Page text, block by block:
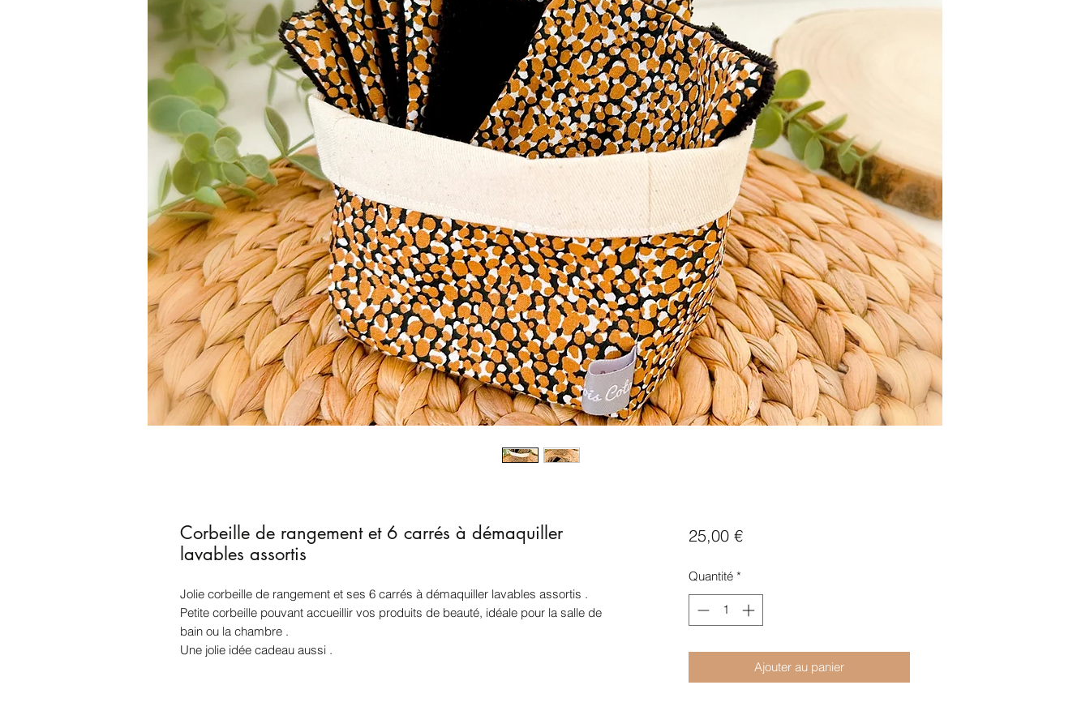
Corbeille de rangement et 6 carrés à démaquiller
lavables assortis
Jolie corbeille de rangement et ses 6 carrés à démaquiller lavables assortis .
Petite corbeille pouvant accueillir vos produits de beauté, idéale pour la salle de
bain ou la chambre .
Une jolie idée cadeau aussi .
25,00 €Prix
Quantité *
Ajouter au panier